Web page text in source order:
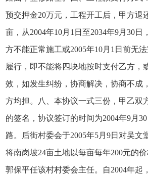
预交押金20万元，工程开工后，甲方退
亩，从2004年10月1日至2034年9月30
方不能正常施工或2005年10月1日前无
履行，即不能将四块地按时支付乙方，
效，如发生纠纷，协商解决，协商不成
方均担。八、本协议一式三份，甲乙双
的签名，协议签订的时间为2004年9月
路。后街村委会于2005年5月9日对吴
将南岗坡24亩土地以每亩每年200元的
郭保平任该村村委会主任。自2004年起